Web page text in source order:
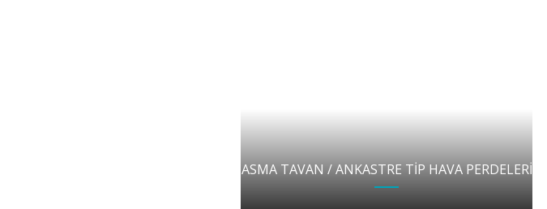
ASMA TAVAN / ANKASTRE TİP HAVA PERDELERİ